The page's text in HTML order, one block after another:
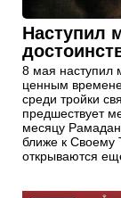
Наступил
8 мая наступил
ценным
среди тройки
предшествует
месяцу
ближе к Своему
открываются